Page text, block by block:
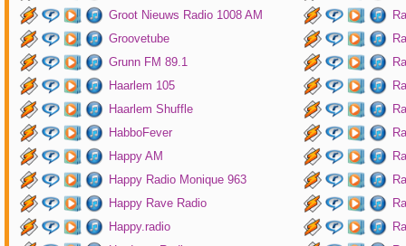
Groot Nieuws Radio 1008 AM
Groovetube
Grunn FM 89.1
Haarlem 105
Haarlem Shuffle
HabboFever
Happy AM
Happy Radio Monique 963
Happy Rave Radio
Happy.radio